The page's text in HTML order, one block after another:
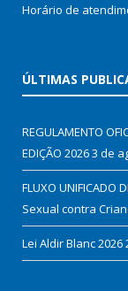
Horário de
ÚLTIMAS
REGULAMENTO
EDIÇÃO 20263 de
FLUXO UNIFICADO
Sexual contra
Lei Aldir Blanc 2026